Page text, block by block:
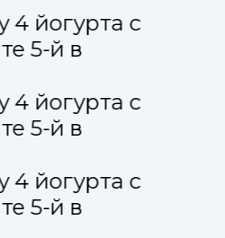
4 йогурта с
5-й в
4 йогурта с
5-й в
4 йогурта с
5-й в